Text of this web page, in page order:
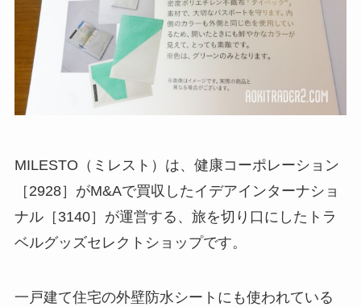
MILESTO（ミレスト）は、健康コーポレーション
［2928］がM&Aで買収したイデアインターナショ
ナル［3140］が運営する、旅を切り口にしたトラ
ベルグッズセレクトショップです。
一戸建て住宅の外壁防水シートにも使われている